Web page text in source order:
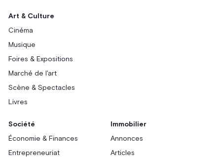
Art & Culture
Cinéma
Musique
Foires & Expositions
Marché de l'art
Scène & Spectacles
Livres
Société
Économie & Finances
Entrepreneuriat
Immobilier
Annonces
Articles